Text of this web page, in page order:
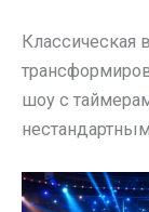
Классическая
шоу с